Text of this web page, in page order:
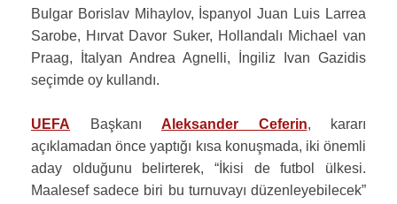
Bulgar Borislav Mihaylov, İspanyol Juan Luis Larrea
Sarobe, Hırvat Davor Suker, Hollandalı Michael van
Praag, İtalyan Andrea Agnelli, İngiliz Ivan Gazidis
seçimde oy kullandı.
UEFA Başkanı Aleksander Ceferin, kararı
açıklamadan önce yaptığı kısa konuşmada, iki önemli
aday olduğunu belirterek, “İkisi de futbol ülkesi.
Maalesef sadece biri bu turnuvayı düzenleyebilecek”